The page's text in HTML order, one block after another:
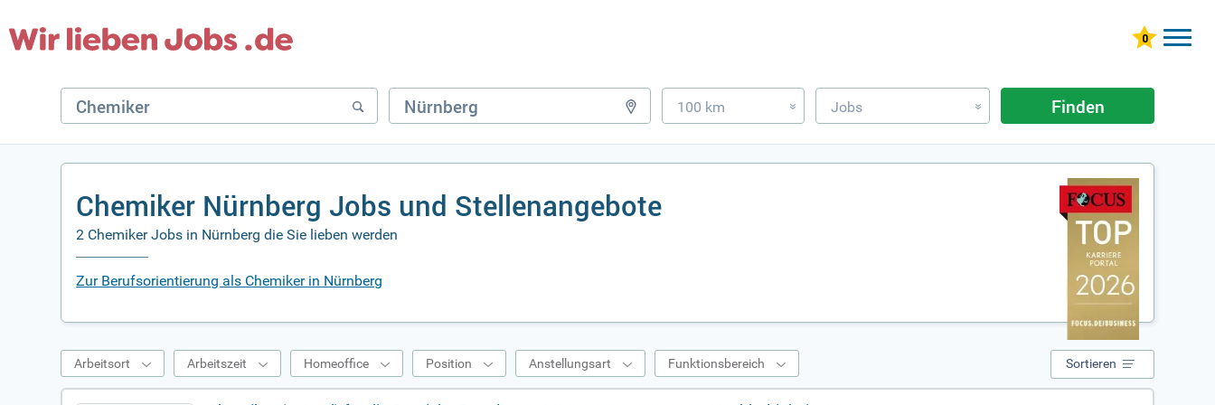
100 km » Jobs » Finden
Chemiker Nürnberg Jobs und Stellenangebote
2 Chemiker Jobs in Nürnberg die Sie lieben werden
Zur Berufsorientierung als Chemiker in Nürnberg
Arbeitsort Arbeitszeit Homeoffice Position Anstellungsart Funktionsbereich Sortieren